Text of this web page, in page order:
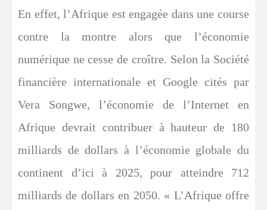
En effet, l’Afrique est engagée dans une course
contre la montre alors que l’économie
numérique ne cesse de croître. Selon la Société
financière internationale et Google cités par
Vera Songwe, l’économie de l’Internet en
Afrique devrait contribuer à hauteur de 180
milliards de dollars à l’économie globale du
continent d’ici à 2025, pour atteindre 712
milliards de dollars en 2050. « L’Afrique offre